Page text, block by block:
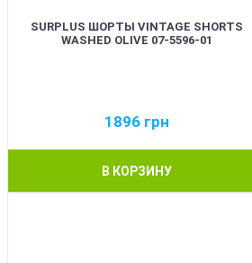
SURPLUS ШОРТЫ VINTAGE SHORTS
WASHED OLIVE 07-5596-01
1896 грн
В КОРЗИНУ